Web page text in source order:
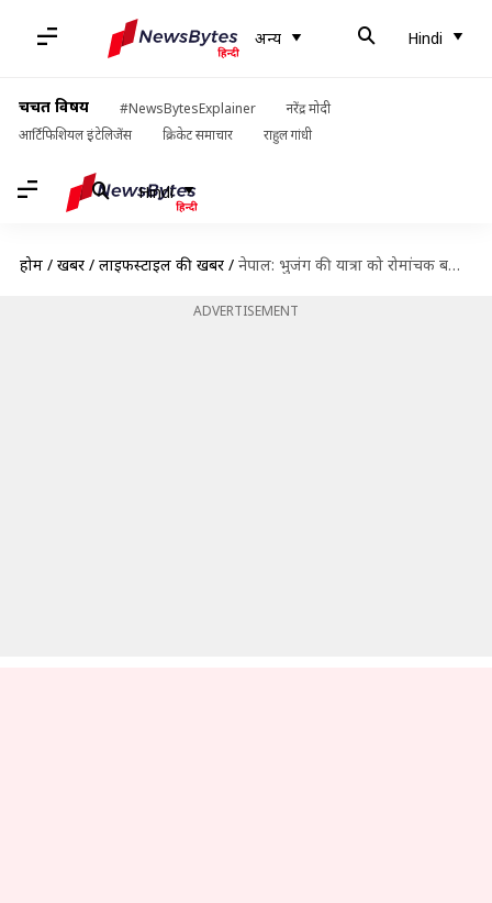
अन्य Hindi
चर्चित विषय #NewsBytesExplainer
नरेंद्र मोदी
आर्टिफिशियल इंटेलिजेंस
क्रिकेट समाचार राहुल गांधी
Hindi
होम / खबरें / लाइफस्टाइल की खबरें / नेपाल: भुजंग की यात्रा को रोमांचक बना सकती हैं ये 5 गतिविधियां, जरूर आजमाएं
ADVERTISEMENT